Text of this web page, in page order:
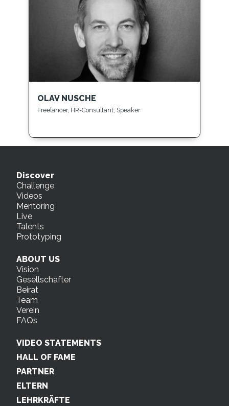
OLAV NUSCHE
Freelancer, HR-Consultant, Speaker
Discover
Challenge
Videos
Mentoring
Live
Talents
Prototyping
ABOUT US
Vision
Gesellschafter
Beirat
Team
Verein
FAQs
VIDEO STATEMENTS
HALL OF FAME
PARTNER
ELTERN
LEHRKRÄFTE